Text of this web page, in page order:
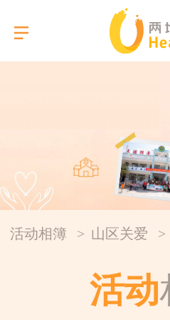
关于我们
本会服务
报告
活动相簿 > 山区关爱 >
活动